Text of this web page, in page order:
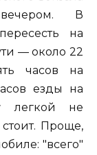
вечером. В
на
— около 22
часов на
езды на
легкой не
Проще,
"всего"